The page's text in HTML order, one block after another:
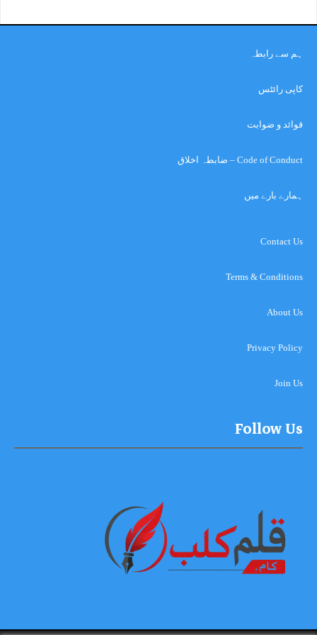
ہم سے رابطہ
کاپی رائٹس
قوائد و ضوابت
Code of Conduct – ضابطہ اخلاق
ہمارے بارے میں
Contact Us
Terms & Conditions
About Us
Privacy Policy
Join Us
Follow Us